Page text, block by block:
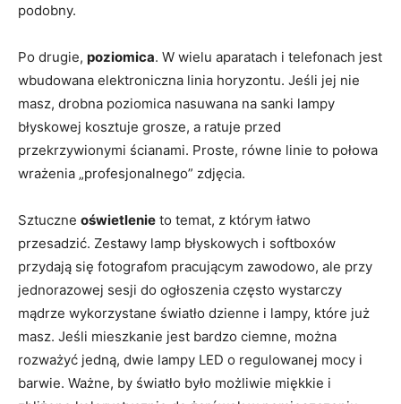
podobny.
Po drugie, poziomica. W wielu aparatach i telefonach jest
wbudowana elektroniczna linia horyzontu. Jeśli jej nie
masz, drobna poziomica nasuwana na sanki lampy
błyskowej kosztuje grosze, a ratuje przed
przekrzywionymi ścianami. Proste, równe linie to połowa
wrażenia „profesjonalnego” zdjęcia.
Sztuczne oświetlenie to temat, z którym łatwo
przesadzić. Zestawy lamp błyskowych i softboxów
przydają się fotografom pracującym zawodowo, ale przy
jednorazowej sesji do ogłoszenia często wystarczy
mądrze wykorzystane światło dzienne i lampy, które już
masz. Jeśli mieszkanie jest bardzo ciemne, można
rozważyć jedną, dwie lampy LED o regulowanej mocy i
barwie. Ważne, by światło było możliwie miękkie i